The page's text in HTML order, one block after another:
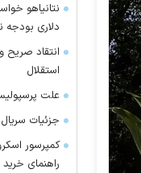
دلاری بودجه
انتقاد صریح
استقلال
علت
جزئیات سریال ۱۵ قسمتی مهران مدیری
کمپرسور
راهنمای